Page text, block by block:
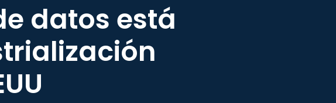
datos está